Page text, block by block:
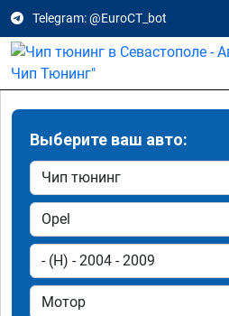
Telegram: @EuroCT_bot
Выберите ваш авто: